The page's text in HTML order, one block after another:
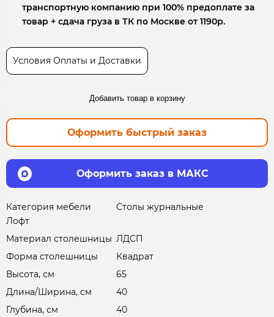
транспортную компанию при 100% предоплате за
товар + сдача груза в ТК по Москве от 1190р.
Условия Оплаты и Доставки
Добавить товар в корзину
Оформить быстрый заказ
Оформить заказ в МАКС
Категория мебели
Лофт
Столы журнальные
Материал столешницы ЛДСП
Форма столешницы
Квадрат
Высота, см
65
Длина/Ширина, см
40
Глубина, см
40